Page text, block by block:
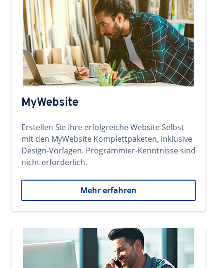
MyWebsite
Erstellen Sie Ihre erfolgreiche Website Selbst -
mit den MyWebsite Komplettpaketen, inklusive
Design-Vorlagen. Programmier-Kenntnisse sind
nicht erforderlich.
Mehr erfahren